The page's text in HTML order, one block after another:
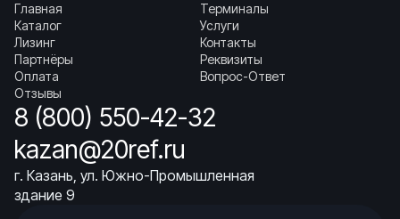
Главная
Каталог
Лизинг
Партнёры
Оплата
Отзывы
Терминалы
Услуги
Контакты
Реквизиты
Вопрос-Ответ
8 (800) 550-42-32
kazan@20ref.ru
г. Казань, ул. Южно-Промышленная
здание 9